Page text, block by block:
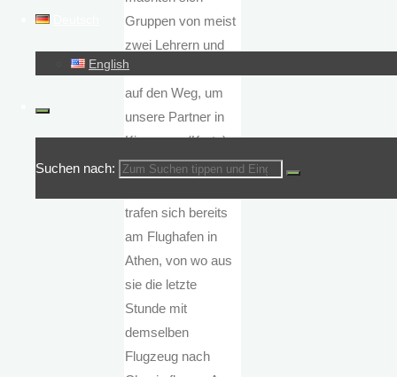
English
Suchen nach:
Gruppen von meist
zwei Lehrern und
etwa fünf Schülern
auf den Weg, um
unsere Partner in
Kissamos (Kreta)
zu besuchen.
trafen sich bereits
am Flughafen in
Athen, von wo aus
sie die letzte
Stunde mit
demselben
Flugzeug nach